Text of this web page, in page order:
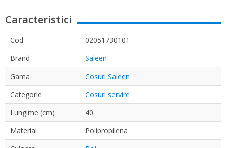
Caracteristici
Cod
02051730101
Brand
Saleen
Gama
Cosuri Saleen
Categorie
Cosuri servire
Lungime (cm)
40
Material
Polipropilena